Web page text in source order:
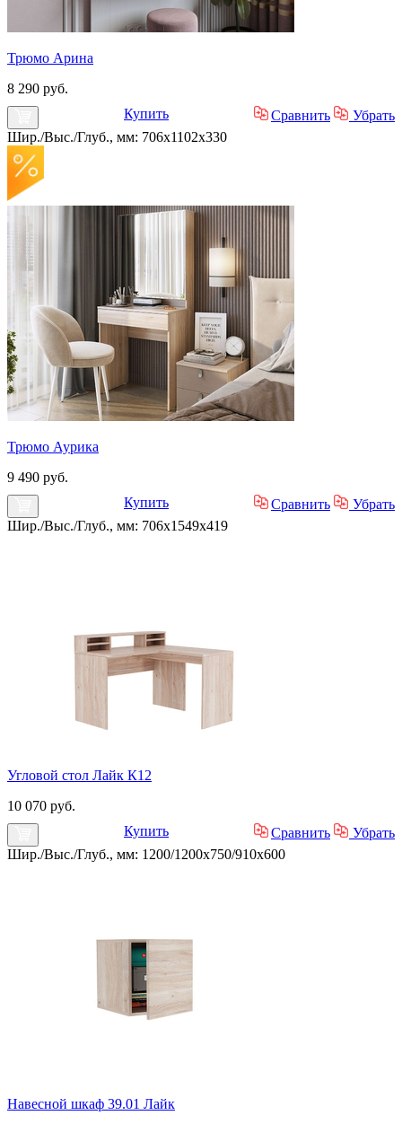
Трюмо Арина
8 290 руб.
Купить
Сравнить
Убрать
Шир./Выс./Глуб., мм: 706x1102x330
Трюмо Аурика
9 490 руб.
Купить
Сравнить
Убрать
Шир./Выс./Глуб., мм: 706x1549x419
Угловой стол Лайк К12
10 070 руб.
Купить
Сравнить
Убрать
Шир./Выс./Глуб., мм: 1200/1200x750/910x600
Навесной шкаф 39.01 Лайк